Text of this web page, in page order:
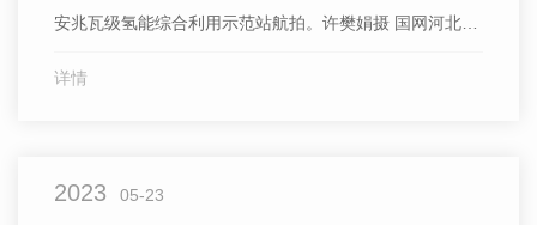
安兆瓦级氢能综合利用示范站航拍。许樊娟摄 国网河北丰
清晨，大别山深处，国网安徽金寨抽水蓄能电站上水库波
满抽，
详情
2023 05-23